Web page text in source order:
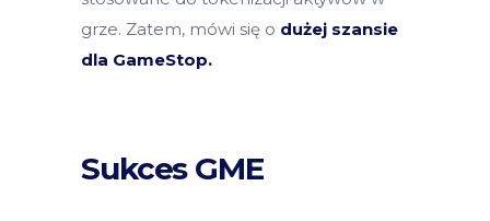
grze. Zatem, mówi się o dużej szansie
dla GameStop.
Sukces GME